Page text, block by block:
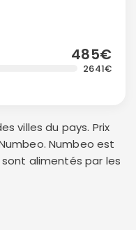
485€
2641€
villes du pays. Prix
Numbeo est
alimentés par les